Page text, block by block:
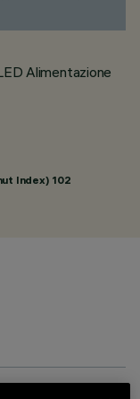
Alimentazione
Index) 102